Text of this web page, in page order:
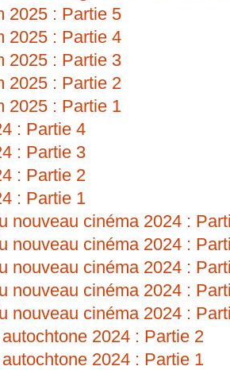
2025 : Partie 5
2025 : Partie 4
2025 : Partie 3
2025 : Partie 2
2025 : Partie 1
: Partie 4
: Partie 3
: Partie 2
: Partie 1
nouveau cinéma 2024 :
nouveau cinéma 2024 :
nouveau cinéma 2024 :
nouveau cinéma 2024 :
nouveau cinéma 2024 :
2024 : Partie 2
2024 : Partie 1